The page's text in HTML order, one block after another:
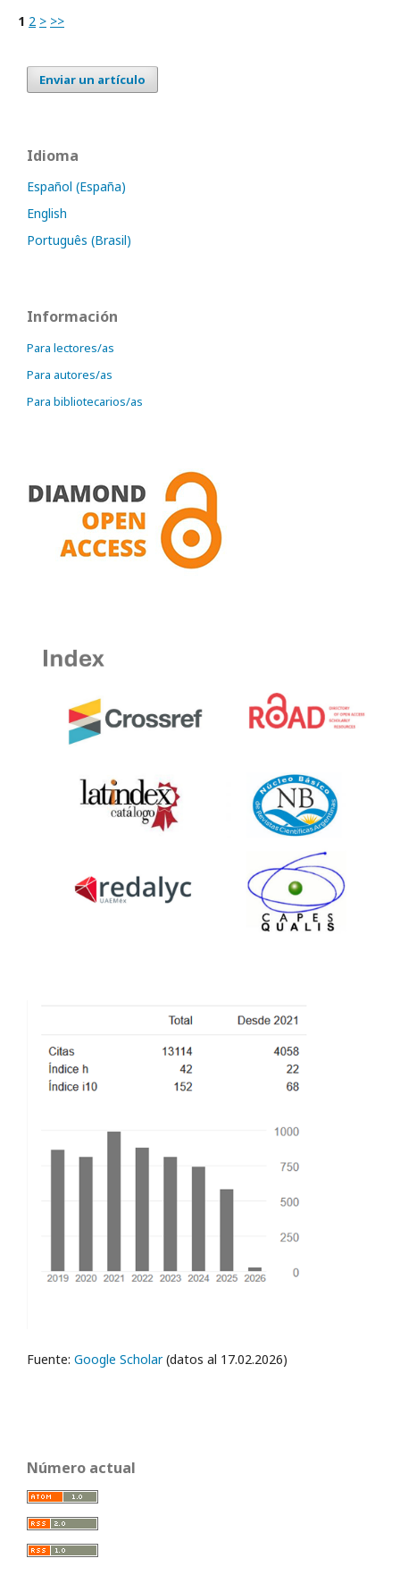
1 2 > >>
Enviar un artículo
Idioma
Español (España)
English
Português (Brasil)
Información
Para lectores/as
Para autores/as
Para bibliotecarios/as
Fuente: Google Scholar(datos al 17.02.2026)
Número actual